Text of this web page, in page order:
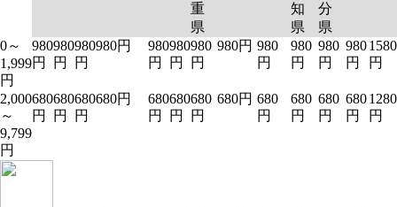
重
県
知
県
分
県
0～
1,999
円
980
円
980
円
980
円
980円
980
円
980
円
980
円
980円 980
円
980
円
980
円
980
円
1580
円
2,000
～
9,799
円
680
円
680
円
680
円
680円
680
円
680
円
680
円
680円 680
円
680
円
680
円
680
円
1280
円